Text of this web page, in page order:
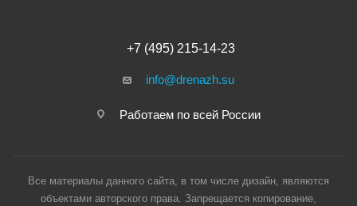
+7 (495) 215-14-23
info@drenazh.su
Работаем по всей России
Все материалы данного сайта, в том числе дизайн, являются
объектами авторского права. Запрещается копирование,